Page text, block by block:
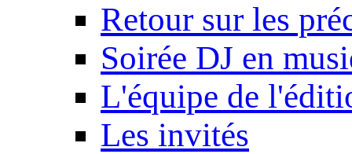
Retour sur les
Soirée DJ en
L'équipe de
Les invités